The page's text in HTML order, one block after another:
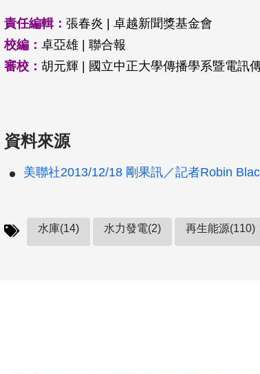
責任編輯： 張春炎 | 卓越新聞獎基金會
校編： 卓亞雄 | 聯合報
審校： 胡元輝 | 國立中正大學傳播學系暨電訊
資料來源
美聯社2013/12/18 剛果訊／記者Robin
水庫(14) 水力發電(2) 再生能源(110)